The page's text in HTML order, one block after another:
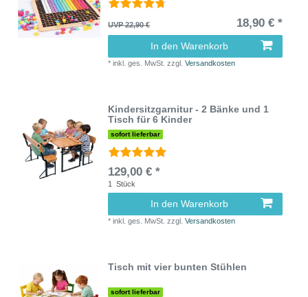
UVP 22,90 € 18,90 € *
In den Warenkorb
*inkl. ges. MwSt. zzgl.Versandkosten
Kindersitzgarnitur - 2 Bänke und 1
Tisch für 6 Kinder
sofort lieferbar
129,00 € *
1 Stück
In den Warenkorb
*inkl. ges. MwSt. zzgl.Versandkosten
Tisch mit vier bunten Stühlen
sofort lieferbar